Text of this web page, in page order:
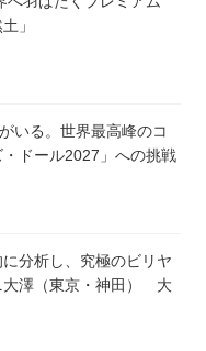
」
いる。世界最高峰のコ
ドール2027」への挑戦
分析し、究極のビリヤ
澤（東京・神田） 大